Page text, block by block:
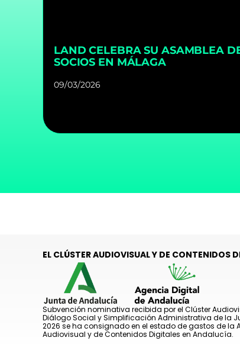
LAND CELEBRA SU ASAMBLEA
SOCIOS EN MÁLAGA
09/03/2026
EL CLÚSTER AUDIOVISUAL Y DE CONTENIDOS
Subvención nominativa recibida por el Clúster
Diálogo Social y Simplificación Administrativa de la
2026 se ha consignado en el estado de gastos de
Audiovisual y de Contenidos Digitales en Andalucía.